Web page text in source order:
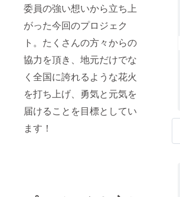
委員の強い想いから立ち上
がった今回のプロジェク
ト。たくさんの方々からの
協力を頂き、地元だけでな
く全国に誇れるような花火
を打ち上げ、勇気と元気を
届けることを目標としてい
ます！